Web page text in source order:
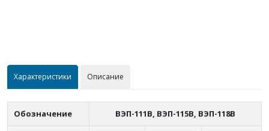
Характеристики Описание
Обозначение ВЭП-111В, ВЭП-115В, ВЭП-118В